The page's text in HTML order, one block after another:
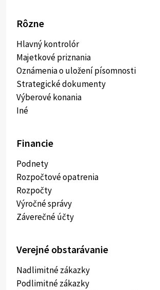
Rôzne
Hlavný kontrolór
Majetkové priznania
Oznámenia o uložení písomnosti
Strategické dokumenty
Výberové konania
Iné
Financie
Podnety
Rozpočtové opatrenia
Rozpočty
Výročné správy
Záverečné účty
Verejné obstarávanie
Nadlimitné zákazky
Podlimitné zákazky